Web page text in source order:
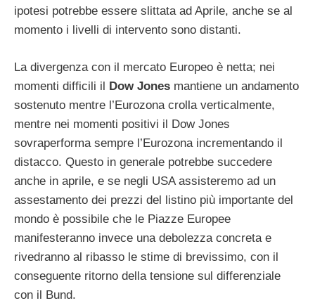
ipotesi potrebbe essere slittata ad Aprile, anche se al
momento i livelli di intervento sono distanti.
La divergenza con il mercato Europeo è netta; nei
momenti difficili il Dow Jones mantiene un andamento
sostenuto mentre l’Eurozona crolla verticalmente,
mentre nei momenti positivi il Dow Jones
sovraperforma sempre l’Eurozona incrementando il
distacco. Questo in generale potrebbe succedere
anche in aprile, e se negli USA assisteremo ad un
assestamento dei prezzi del listino più importante del
mondo è possibile che le Piazze Europee
manifesteranno invece una debolezza concreta e
rivedranno al ribasso le stime di brevissimo, con il
conseguente ritorno della tensione sul differenziale
con il Bund.